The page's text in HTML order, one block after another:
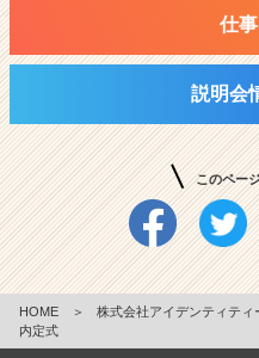
仕
説明会
このペー
HOME ＞ 株式会社アイデンティティ
内定式